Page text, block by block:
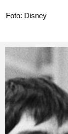
Foto: Disney